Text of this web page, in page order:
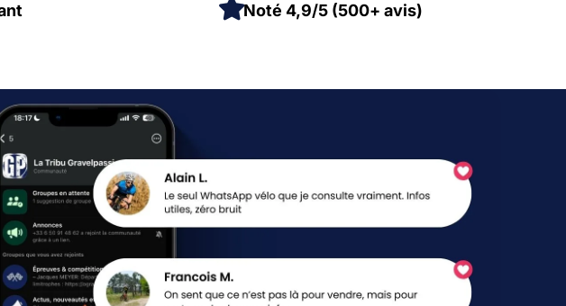
Noté 4,9/5 (500+ avis)